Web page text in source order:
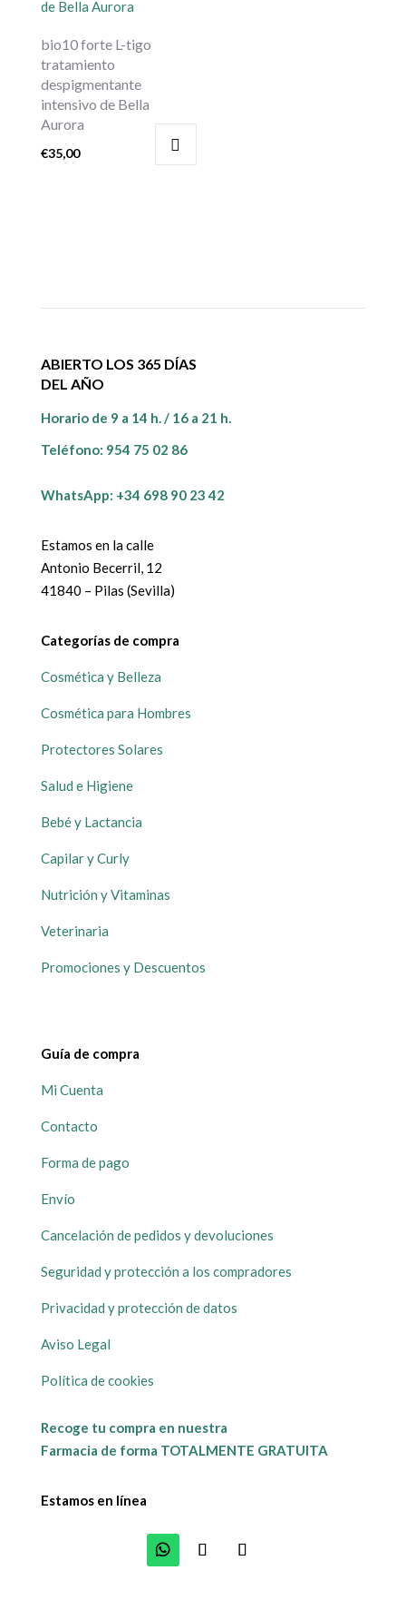
bio10 forte L-tigo
tratamiento
despigmentante
intensivo de Bella
Aurora
€35,00
ABIERTO LOS 365 DÍAS
DEL AÑO
Horario de 9 a 14 h. / 16 a 21 h.
Teléfono: 954 75 02 86
WhatsApp: +34 698 90 23 42
Estamos en la calle
Antonio Becerril, 12
41840 – Pilas (Sevilla)
Categorías de compra
Cosmética y Belleza
Cosmética para Hombres
Protectores Solares
Salud e Higiene
Bebé y Lactancia
Capilar y Curly
Nutrición y Vitaminas
Veterinaria
Promociones y Descuentos
Guía de compra
Mi Cuenta
Contacto
Forma de pago
Envío
Cancelación de pedidos y devoluciones
Seguridad y protección a los compradores
Privacidad y protección de datos
Aviso Legal
Política de cookies
Recoge tu compra en nuestra
Farmacia de forma TOTALMENTE GRATUITA
Estamos en línea